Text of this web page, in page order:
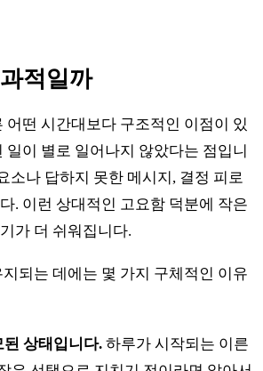
적일까
어떤 시간대보다 구조적인 이점이 있
일이 별로 일어나지 않았다는 점입니
소나 답하지 못한 메시지, 결정 피로
. 이런 상대적인 고요함 덕분에 작은
가 더 쉬워집니다.
되는 데에는 몇 가지 구체적인 이유
상태입니다. 하루가 시작되는 이른